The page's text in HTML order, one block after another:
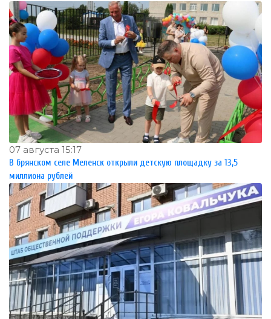
07 августа 15:17
В брянском селе Меленск открыли детскую площадку за 13,5
миллиона рублей